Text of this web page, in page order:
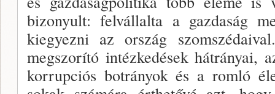
bizonyult: felvál­lalta a gazdaság
kiegyezni az ország
megszorító intézkedések hátrányai,
korrupciós botrányok és a romló